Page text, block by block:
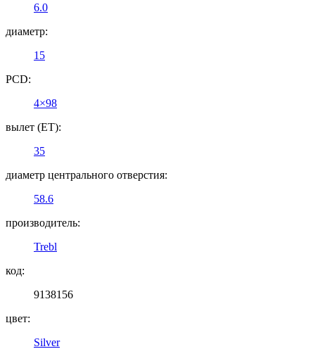
6.0
диаметр:
15
PCD:
4×98
вылет (ET):
35
диаметр центрального отверстия:
58.6
производитель:
Trebl
код:
9138156
цвет:
Silver